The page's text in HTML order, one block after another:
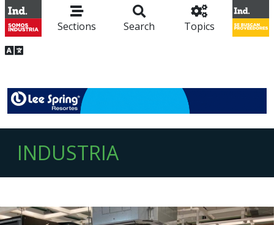
Sections Search Topics
INDUSTRIA